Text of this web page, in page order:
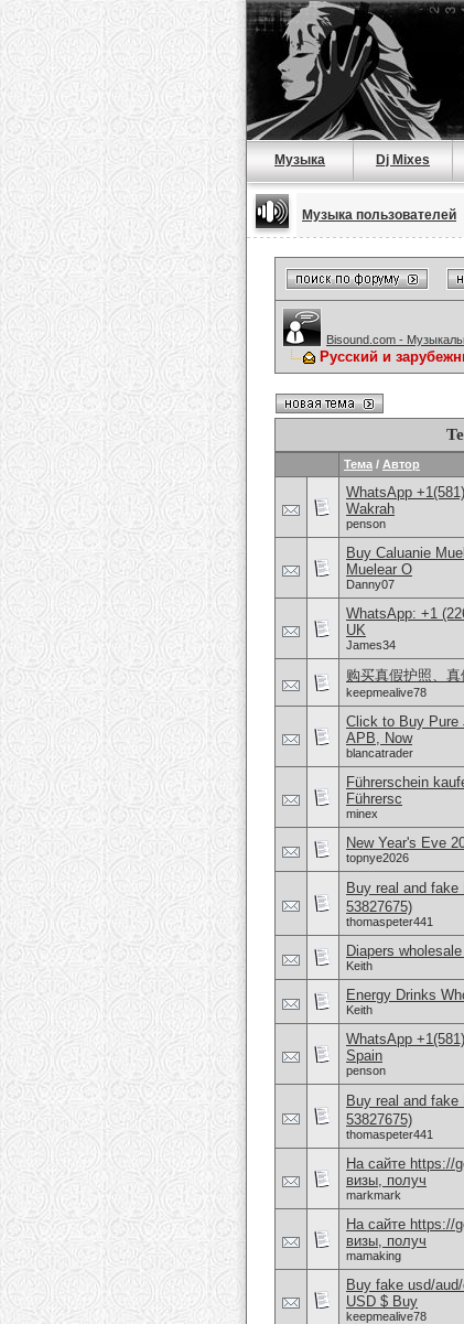
Музыка Dj Mixes
Музыка пользователей
Bisound.com -
Русский и
Тема / Автор
WhatsApp
Wakrah
penson
Buy Caluanie
Muelear O
Danny07
WhatsApp: +1
UK
James34
购买真假护照、
keepmealive78
Click to Buy Pure
APB, Now
blancatrader
Führerschein
Führersc
minex
New Year's Eve
topnye2026
Buy real and
53827675)
thomaspeter441
Diapers
Keith
Energy Drinks
Keith
WhatsApp
Spain
penson
Buy real and
53827675)
thomaspeter441
На сайте https://
визы, получ
markmark
На сайте https://
визы, получ
mamaking
Buy fake usd/
USD $ Buy
keepmealive78